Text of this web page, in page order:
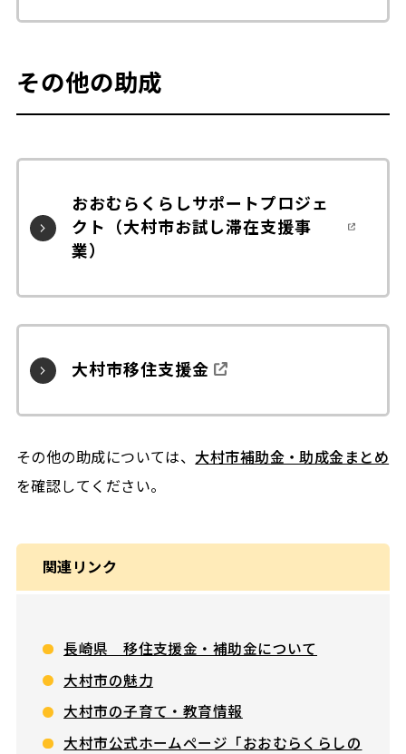
その他の助成
おおむらくらしサポートプロジェ
クト（大村市お試し滞在支援事
業）
大村市移住支援金
その他の助成については、 大村市補助金・助成金まとめ
を確認してください。
関連リンク
長崎県 移住支援金・補助金について
大村市の魅力
大村市の子育て・教育情報
大村市公式ホームページ「おおむらくらしの